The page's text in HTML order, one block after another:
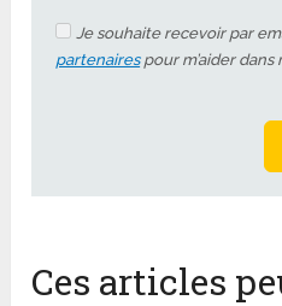
Je souhaite recevoir par
partenairespour m’aider
Ces articles